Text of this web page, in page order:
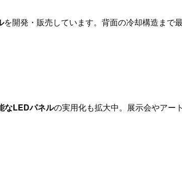
を開発・販売しています。背面の冷却構造まで
なLEDパネルの実用化も拡大中。展示会やアー